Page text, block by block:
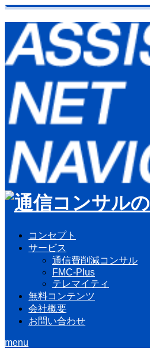
コンセプト
サービス
通信費削減コンサル
FMC-Plus
テレマイティ
無料コンテンツ
会社概要
お問い合わせ
menu